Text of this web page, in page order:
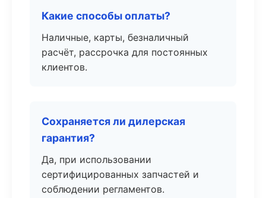
Какие способы оплаты?
Наличные, карты, безналичный
расчёт, рассрочка для постоянных
клиентов.
Сохраняется ли дилерская
гарантия?
Да, при использовании
сертифицированных запчастей и
соблюдении регламентов.